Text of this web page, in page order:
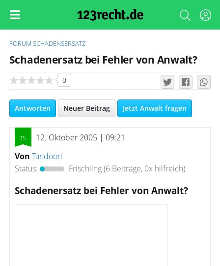
FORUM SCHADENSERSATZ
Schadenersatz bei Fehler von Anwalt?
0
Antworten Neuer Beitrag Jetzt Anwalt fragen
12. Oktober 2005 | 09:21
Von Tandoori
Status:
Frischling(6 Beiträge, 0x hilfreich)
Schadenersatz bei Fehler von Anwalt?